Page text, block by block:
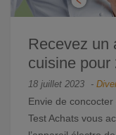
Recevez un
cuisine pour
18 juillet 2023 -
Envie de
Test Achats vous